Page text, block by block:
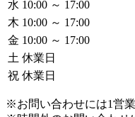
水 10:00 ～ 17:00
木 10:00 ～ 17:00
金 10:00 ～ 17:00
土 休業日
祝 休業日
※お問い合わせには1営